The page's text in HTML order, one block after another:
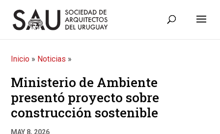
Inicio » Noticias »
Ministerio de Ambiente
presentó proyecto sobre
construcción sostenible
MAY 8, 2026